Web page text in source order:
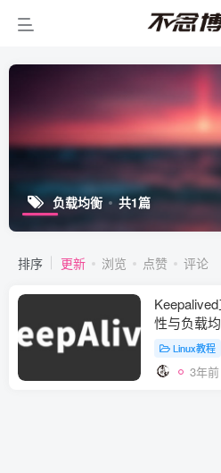
负载均衡 共1篇
排序 更新 浏览 点赞 评论
性与负载
Linux教程
3年前